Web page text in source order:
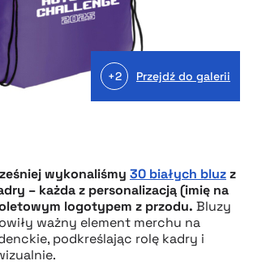
+2 Przejdź do galerii
wykonaliśmy 30 białych bluzz
– każda z personalizacją (imię na
logotypem z przodu. Bluzy
ważny element merchu na
podkreślając rolę kadry i